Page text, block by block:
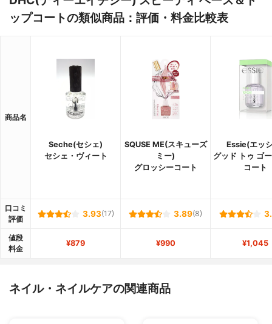
ップコートの類似商品：評価・料金比較表
商品名
Seche(セシェ)
セシェ・ヴィート
SQUSE ME(スキューズ
ミー)
グロッシーコート
Essie(エッ
グッド トゥ ゴ
コート
口コミ
評価
3.93(17) 3.89(8)
値段
料金
¥879 ¥990 ¥1,045
ネイル・ネイルケアの関連商品